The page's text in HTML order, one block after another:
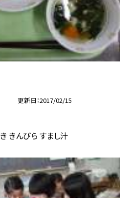
更新日 2017/02/15
きんぴら すまし汁